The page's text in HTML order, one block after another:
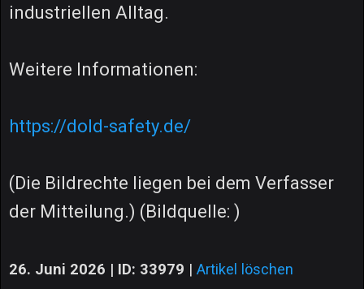
industriellen Alltag.
Weitere Informationen:
https://dold-safety.de/
(Die Bildrechte liegen bei dem Verfasser
der Mitteilung.) (Bildquelle: )
26. Juni 2026 | ID: 33979 | Artikel löschen